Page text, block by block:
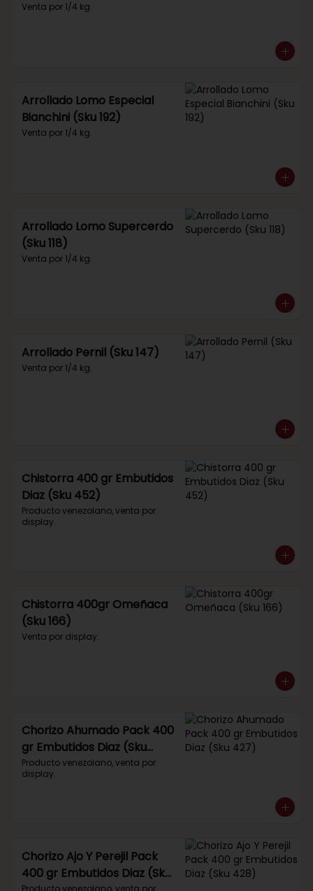
Venta por 1/4 kg.
Arrollado Lomo Especial
Bianchini (Sku 192)
Venta por 1/4 kg.
Arrollado Lomo Supercerdo
(Sku 118)
Venta por 1/4 kg.
Arrollado Pernil (Sku 147)
Venta por 1/4 kg.
Chistorra 400 gr Embutidos
Diaz (Sku 452)
Producto venezolano, venta por
display.
Chistorra 400gr Omeñaca
(Sku 166)
Venta por display.
Chorizo Ahumado Pack 400
gr Embutidos Diaz (Sku
427)
Producto venezolano, venta por
display.
Chorizo Ajo Y Perejil Pack
400 gr Embutidos Diaz (Sku
Producto venezolano, venta por